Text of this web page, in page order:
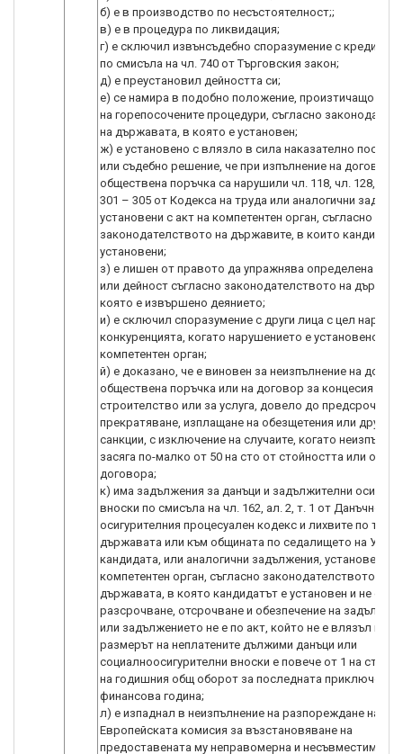
б) е в производство по несъстоятелност;;
в) е в процедура по ликвидация;
г) е сключил извънсъдебно споразумение с
по смисъла на чл. 740 от Търговския закон;
д) е преустановил дейността си;
е) се намира в подобно положение, произтичащо от
на горепосочените процедури, съгласно
на държавата, в която е установен;
ж) е установено с влязло в сила наказателно
или съдебно решение, че при изпълнение на договор
обществена поръчка са нарушили чл. 118, чл. 128, чл.
301 – 305 от Кодекса на труда или аналогични
установени с акт на компетентен орган, съгласно
законодателството на държавите, в които
установени;
з) е лишен от правото да упражнява определена
или дейност съгласно законодателството на
която е извършено деянието;
и) е сключил споразумение с други лица с цел
конкуренцията, когато нарушението е установено с
компетентен орган;
й) е доказано, че е виновен за неизпълнение на
обществена поръчка или на договор за концесия за
строителство или за услуга, довело до
прекратяване, изплащане на обезщетения или други
санкции, с изключение на случаите, когато
засяга по-малко от 50 на сто от стойността или
договора;
к) има задължения за данъци и задължителни
вноски по смисъла на чл. 162, ал. 2, т. 1 от Данъчно-
осигурителния процесуален кодекс и лихвите по тях,
държавата или към общината по седалището на УО и
кандидата, или аналогични задължения, установени с
компетентен орган, съгласно законодателството на
държавата, в която кандидатът е установен и не е
разсрочване, отсрочване и обезпечение на
или задължението не е по акт, който не е влязъл в
размерът на неплатените дължими данъци или
социалноосигурителни вноски е повече от 1 на сто от
на годишния общ оборот за последната приключена
финансова година;
л) е изпаднал в неизпълнение на разпореждане на
Европейската комисия за възстановяване на
предоставената му неправомерна и несъвместима